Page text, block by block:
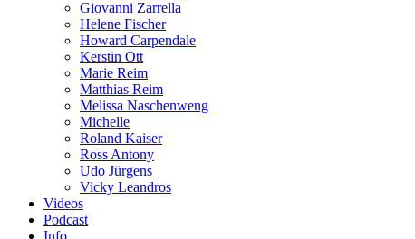
Giovanni Zarrella
Helene Fischer
Howard Carpendale
Kerstin Ott
Marie Reim
Matthias Reim
Melissa Naschenweng
Michelle
Roland Kaiser
Ross Antony
Udo Jürgens
Vicky Leandros
Videos
Podcast
Info